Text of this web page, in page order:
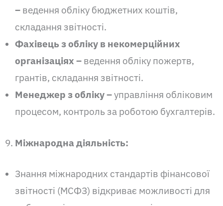
– ведення обліку бюджетних коштів,
складання звітності.
Фахівець з обліку в некомерційних
організаціях – ведення обліку пожертв,
грантів, складання звітності.
Менеджер з обліку –управління обліковим
процесом, контроль за роботою бухгалтерів.
Міжнародна діяльність:
Знання міжнародних стандартів фінансової
звітності (МСФЗ) відкриває можливості для